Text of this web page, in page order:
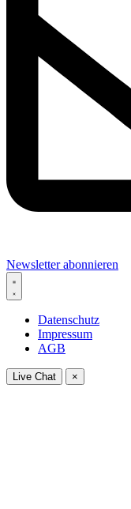
Newsletter abonnieren
Datenschutz
Impressum
AGB
Live Chat ×